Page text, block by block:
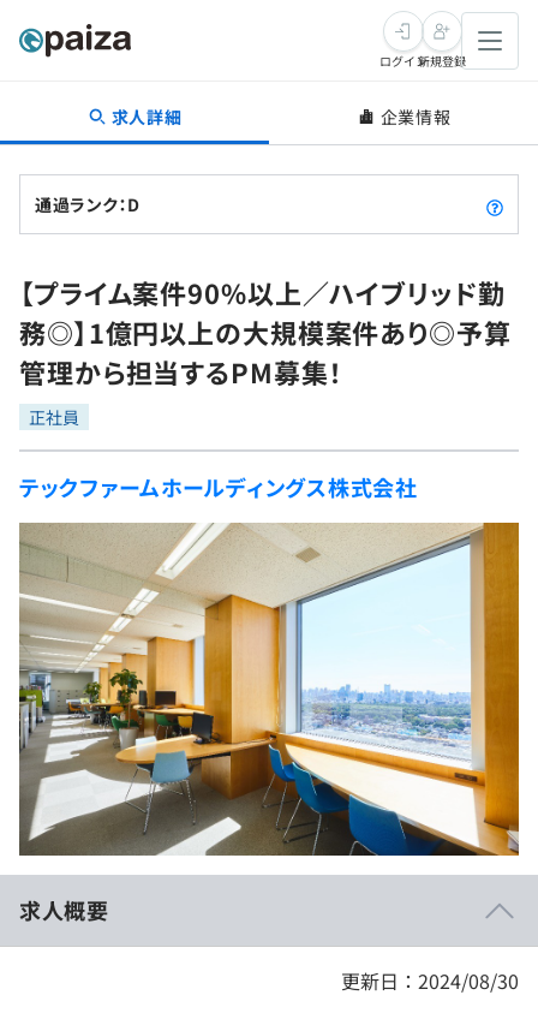
転職・キャリア
転職成功ガイド
転職エージェント
インタビュー
転職成功ガイド
新卒就活
求人検索
本選考
インターン
新卒エージェント
イベント・セミナー
インタビュー
就活成功ガイド
学習
問題集
4択課題
ナレッジ
リファレンス
プラン
個人向けプラン
法人向けプラン
学校向けプラン
契約内容・クーポン
プログラミング言語
評価結果一覧
再チャレンジ結果一覧
ゲーム・マンガ
Tech Team Journal
paiza times
note
paizaとは？
ログイン新規登録
求人詳細 企業情報
通過ランク：D
【プライム案件90%以上／ハイブリッド勤
務◎】1億円以上の大規模案件あり◎予算
管理から担当するPM募集！
正社員
テックファームホールディングス株式会社
求人概要
更新日：2024/08/30